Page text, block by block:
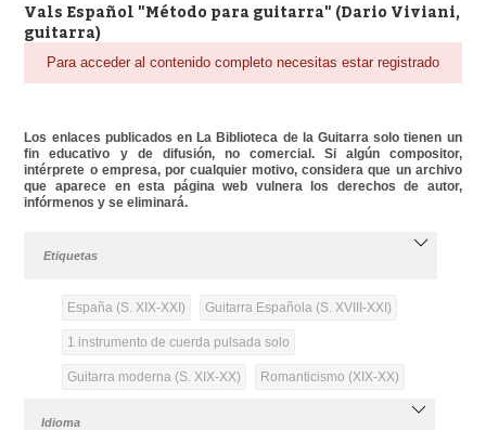
Área personal Reproductor
Vals Español "Método para guitarra" (Dario Viviani,
guitarra)
Para acceder al contenido completo necesitas estar registrado
Los enlaces publicados en La Biblioteca de la Guitarra solo tienen un
fin educativo y de difusión, no comercial. Si algún compositor,
intérprete o empresa, por cualquier motivo, considera que un archivo
que aparece en esta página web vulnera los derechos de autor,
infórmenos y se eliminará.
Etiquetas
España (S. XIX-XXI) Guitarra Española (S. XVIII-XXI)
1 instrumento de cuerda pulsada solo
Guitarra moderna (S. XIX-XX) Romanticismo (XIX-XX)
Idioma